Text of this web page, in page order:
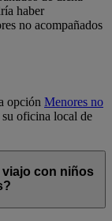
haber
no acompañados
opción Menores no
oficina local de
con niños